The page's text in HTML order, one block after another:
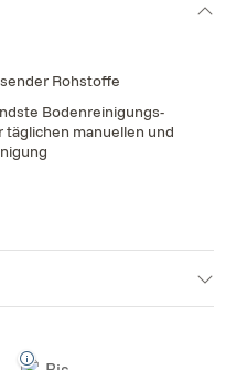
Rohstoffe
Bodenreinigungs-
täglichen manuellen und